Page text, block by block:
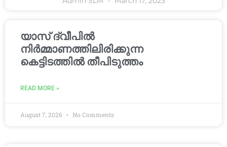
യാസ് ദ്വീപിൽ
നിർമ്മാണത്തിലിരിക്കുന്ന
കെട്ടിടത്തിൽ തീപിടുത്തം
READ MORE »
August 7, 2026 No Comments